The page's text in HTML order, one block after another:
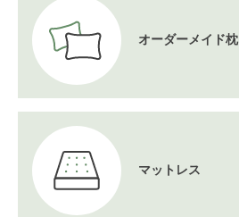
オーダーメイド枕
マットレス